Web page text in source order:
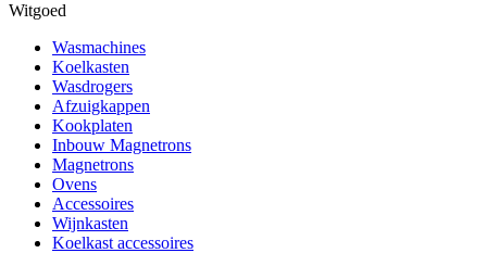
Witgoed
Wasmachines
Koelkasten
Wasdrogers
Afzuigkappen
Kookplaten
Inbouw Magnetrons
Magnetrons
Ovens
Accessoires
Wijnkasten
Koelkast accessoires